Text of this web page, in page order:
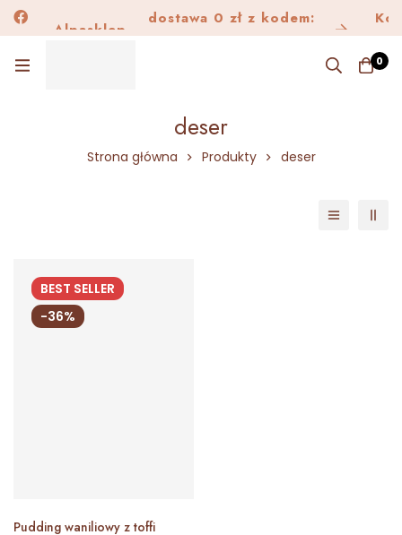
Alpasklep
dostawa 0 zł z kodem:
Dostawa150
0
deser
Strona główna Produkty deser
BEST SELLER
-36%
Pudding waniliowy z toffi